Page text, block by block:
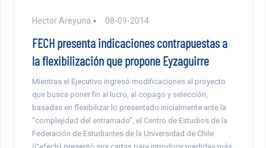
Hector Areyuna 08-09-2014
FECH presenta indicaciones contrapuestas a
la flexibilización que propone Eyzaguirre
Mientras el Ejecutivo ingresó modificaciones al proyecto
que busca poner fin al lucro, al copago y selección,
basadas en flexibilizar lo presentado inicialmente ante la
“complejidad del entramado”, el Centro de Estudios de la
Federación de Estudiantes de la Universidad de Chile